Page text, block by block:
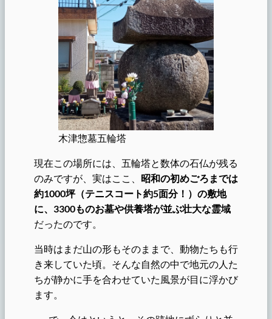
木津惣墓五輪塔
現在この場所には、五輪塔と数体の石仏が残る
のみですが、実はここ、 昭和の初めごろまでは
約1000坪（テニスコート約5面分！）の敷地
に、3300ものお墓や供養塔が並ぶ壮大な霊域
だったのです。
当時はまだ山の形もそのままで、動物たちも行
き来していた頃。そんな自然の中で地元の人た
ちが静かに手を合わせていた風景が目に浮かび
ます。